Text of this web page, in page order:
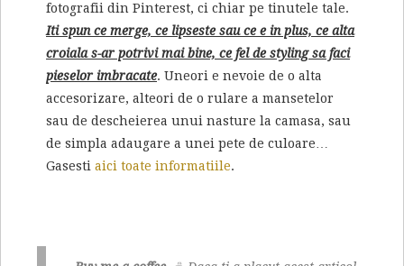
fotografii din Pinterest, ci chiar pe tinutele tale.
Iti spun ce merge, ce lipseste sau ce e in plus, ce alta
croiala s-ar potrivi mai bine, ce fel de styling sa faci
pieselor imbracate. Uneori e nevoie de o alta
accesorizare, alteori de o rulare a mansetelor
sau de descheierea unui nasture la camasa, sau
de simpla adaugare a unei pete de culoare…
Gasesti aici toate informatiile.